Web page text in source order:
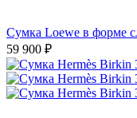
Сумка Loewe в форме
59 900 ₽